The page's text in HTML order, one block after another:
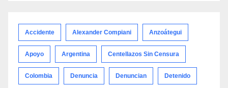
Accidente Alexander Compiani Anzoátegui
Apoyo Argentina Centellazos Sin Censura
Colombia Denuncia Denuncian Detenido